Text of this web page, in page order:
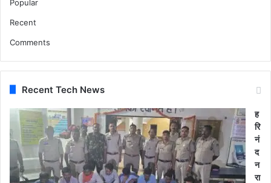
Popular
Recent
Comments
Recent Tech News
ह
रि
नं
द
न
रा